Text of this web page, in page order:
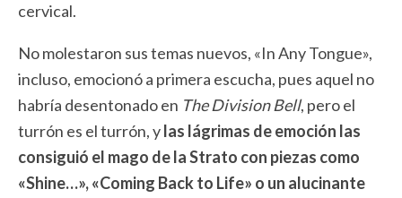
cervical.
No molestaron sus temas nuevos, «In Any Tongue»,
incluso, emocionó a primera escucha, pues aquel no
habría desentonado en The Division Bell, pero el
turrón es el turrón, ylas lágrimas de emoción las
consiguió el mago de la Strato con piezas como
«Shine…», «Coming Back to Life» o un alucinante